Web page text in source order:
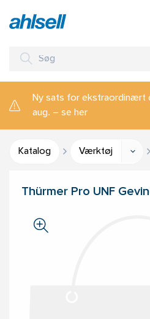
Ny sats for ekstraordinært
aug. – se her
Katalog Værktøj
Thürmer Pro UNF